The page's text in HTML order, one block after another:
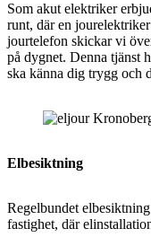
Som akut elektriker
runt, där en
jourtelefon skickar vi
på dygnet. Denna tjänst
ska känna dig trygg och
Elbesiktning
Regelbundet
fastighet, där